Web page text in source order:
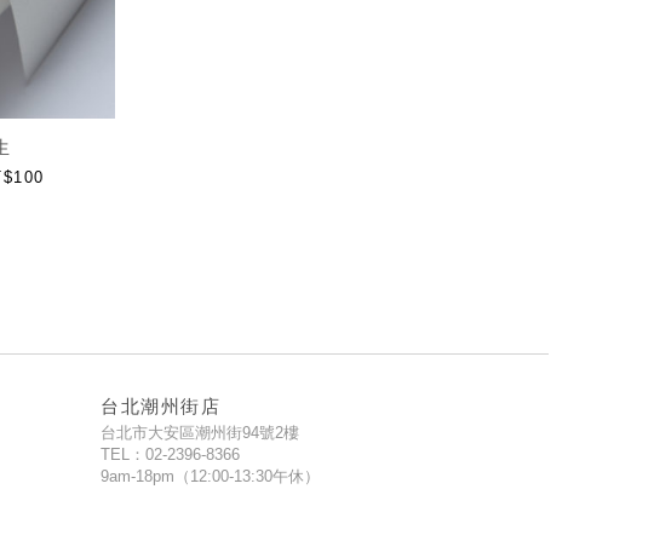
100
台北潮州街店
台北市大安區潮州街94號2樓
TEL：02-2396-8366
9am-18pm（12:00-13:30午休）